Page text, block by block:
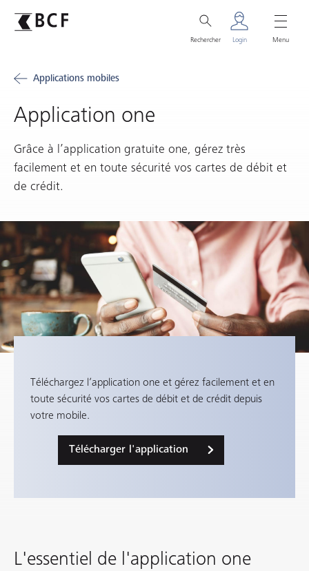
Rechercher Login Menu
Applications mobiles
Application one
Grâce à l’application gratuite one, gérez très
facilement et en toute sécurité vos cartes de débit et
de crédit.
Téléchargez l’application one et gérez facilement et en
toute sécurité vos cartes de débit et de crédit depuis
votre mobile.
Télécharger l'application
L'essentiel de l'application one